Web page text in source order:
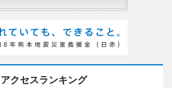
アクセスランキング